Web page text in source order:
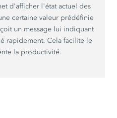
d'afficher l'état actuel des
certaine valeur prédéfinie
un message lui indiquant
rapidement. Cela facilite le
la productivité.